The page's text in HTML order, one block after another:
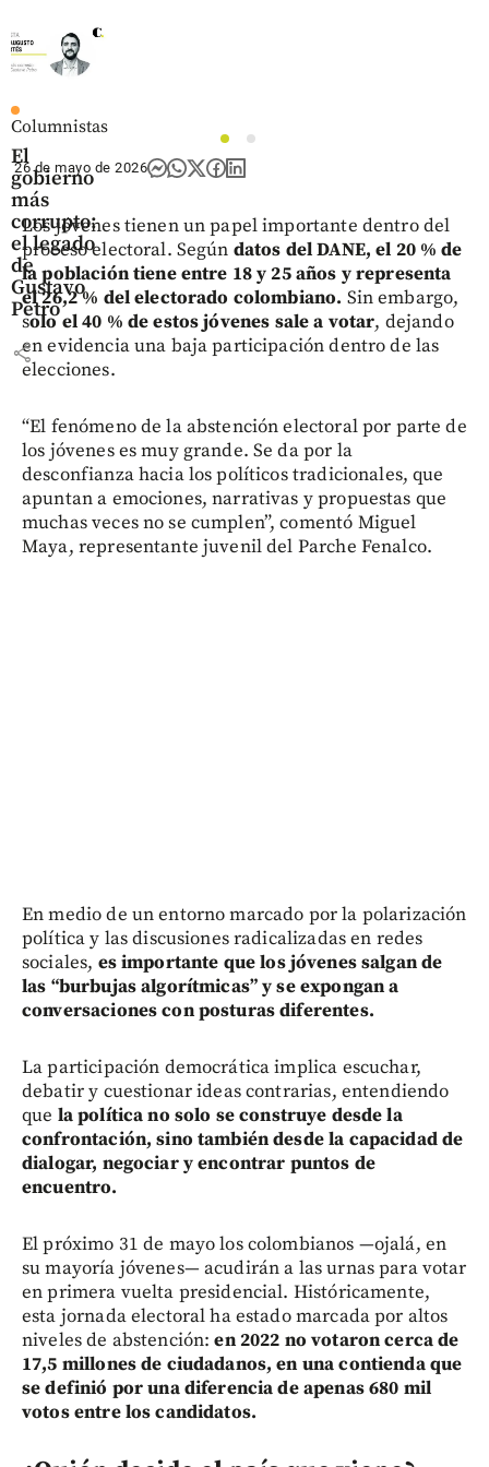
Columnistas
El
gobierno
más
corrupto:
el legado
de
Gustavo
Petro
share
1
2
26 de mayo de 2026
Los jóvenes tienen un papel importante dentro del
proceso electoral. Según datos del DANE, el 20 % de
la población tiene entre 18 y 25 años y representa
el 26,2 % del electorado colombiano. Sin embargo,
solo el 40 % de estos jóvenes sale a votar, dejando
en evidencia una baja participación dentro de las
elecciones.
“El fenómeno de la abstención electoral por parte de
los jóvenes es muy grande. Se da por la
desconfianza hacia los políticos tradicionales, que
apuntan a emociones, narrativas y propuestas que
muchas veces no se cumplen”, comentó Miguel
Maya, representante juvenil del Parche Fenalco.
En medio de un entorno marcado por la polarización
política y las discusiones radicalizadas en redes
sociales, es importante que los jóvenes salgan de
las “burbujas algorítmicas” y se expongan a
conversaciones con posturas diferentes.
La participación democrática implica escuchar,
debatir y cuestionar ideas contrarias, entendiendo
que la política no solo se construye desde la
confrontación, sino también desde la capacidad de
dialogar, negociar y encontrar puntos de
encuentro.
El próximo 31 de mayo los colombianos —ojalá, en
su mayoría jóvenes— acudirán a las urnas para votar
en primera vuelta presidencial. Históricamente,
esta jornada electoral ha estado marcada por altos
niveles de abstención:en 2022 no votaron cerca de
17,5 millones de ciudadanos, en una contienda que
se definió por una diferencia de apenas 680 mil
votos entre los candidatos.